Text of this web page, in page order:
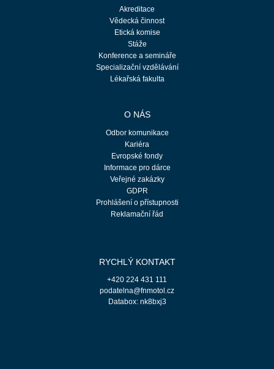
Akreditace
Vědecká činnost
Etická komise
Stáže
Konference a semináře
Specializační vzdělávání
Lékařská fakulta
O NÁS
Odbor komunikace
Kariéra
Evropské fondy
Informace pro dárce
Veřejné zakázky
GDPR
Prohlášení o přístupnosti
Reklamační řád
RYCHLÝ KONTAKT
+420 224 431 111
podatelna@fnmotol.cz
Databox: nk8bxj3